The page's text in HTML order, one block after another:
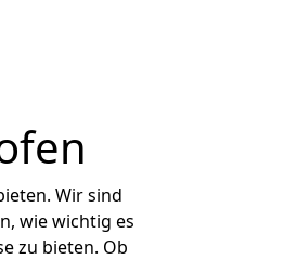
Wir sind
wie wichtig es
zu bieten. Ob